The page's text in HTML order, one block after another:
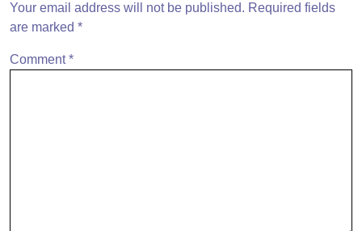
Your email address will not be published. Required fields
are marked *
Comment*